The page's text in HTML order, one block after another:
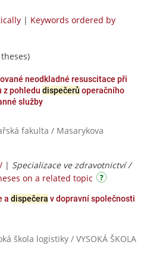
| Keywords ordered by
neodkladné resuscitace při
z pohledu dispečerů operačního
služby
fakulta / Masarykova
| Specializace ve zdravotnictví /
on a related topic
a dispečera v dopravní společnosti
škola logistiky / VYSOKÁ ŠKOLA